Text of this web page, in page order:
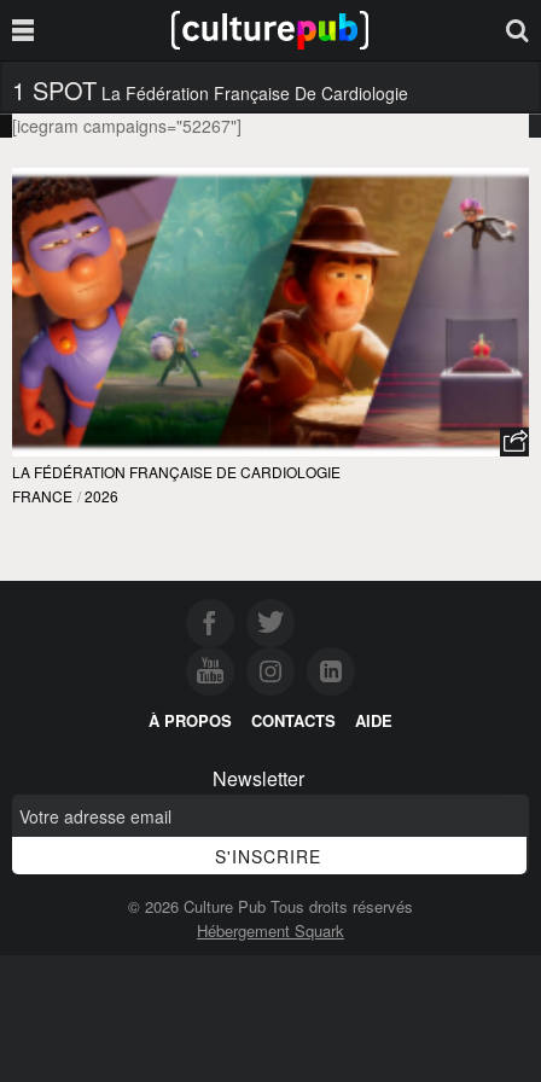
1 SPOT La Fédération Française De Cardiologie
[icegram campaigns="52267"]
LA FÉDÉRATION FRANÇAISE DE CARDIOLOGIE
FRANCE / 2026
À PROPOS CONTACTS AIDE
Newsletter
© 2026 Culture Pub Tous droits réservés
Hébergement Squark